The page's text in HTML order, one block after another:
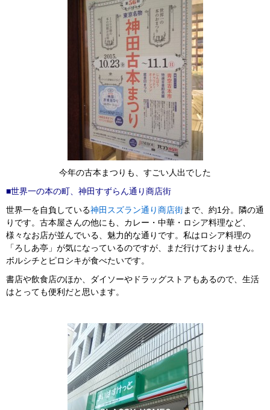
今年の古本まつりも、すごい人出でした
■世界一の本の町、神田すずらん通り商店街
世界一を自負している神田スズラン通り商店街まで、約1分。隣の通
りです。古本屋さんの他にも、カレー・中華・ロシア料理など、
様々なお店が並んでいる、魅力的な通りです。私はロシア料理の
「ろしあ亭」が気になっているのですが、まだ行けておりません。
ボルシチとピロシキが食べたいです。
書店や飲食店のほか、ダイソーやドラッグストアもあるので、生活
はとっても便利だと思います。